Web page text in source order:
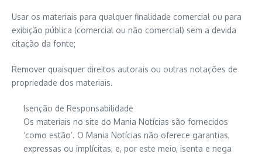
Usar os materiais para qualquer finalidade comercial ou para
exibição pública (comercial ou não comercial) sem a devida
citação da fonte;
Remover quaisquer direitos autorais ou outras notações de
propriedade dos materiais.
Isenção de Responsabilidade
Os materiais no site do Mania Notícias são fornecidos
‘como estão’. O Mania Notícias não oferece garantias,
expressas ou implícitas, e, por este meio, isenta e nega